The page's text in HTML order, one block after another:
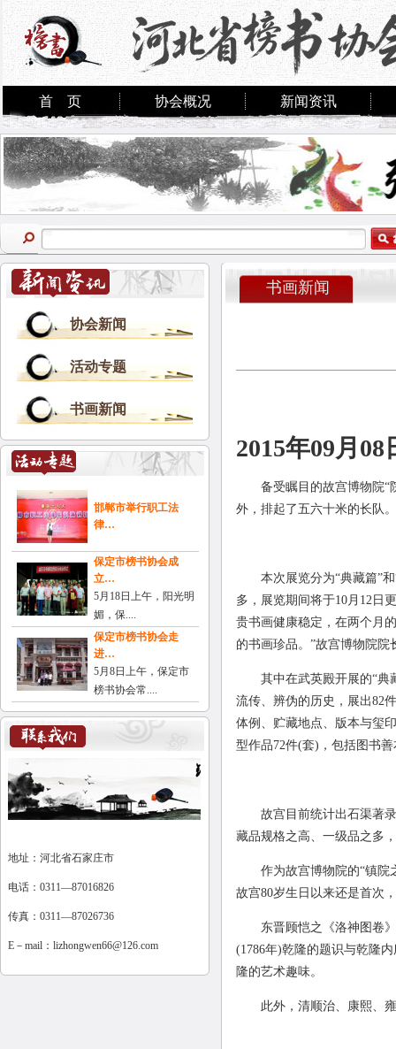
首 页 协会概况 新闻资讯
协会新闻
活动专题
书画新闻
邯郸市举行职工法
律…
保定市榜书协会成
立…
5月18日上午，阳光明
媚，保....
保定市榜书协会走
进…
5月8日上午，保定市
榜书协会常....
地址：河北省石家庄市
电话：0311—87016826
传真：0311—87026736
E－mail： lizhongwen66@126.com
书画新闻
2015年09月
备受瞩目的故宫博物院“院
外，排起了五六十米的长队
本次展览分为“典藏篇”和“
多，展览期间将于10月12日
贵书画健康稳定，在两个月
的书画珍品。”故宫博物院院
其中在武英殿开展的“典藏
流传、辨伪的历史，展出82
体例、贮藏地点、版本与玺
型作品72件(套)，包括图书
故宫目前统计出石渠著录
藏品规格之高、一级品之多
作为故宫博物院的“镇院之
故宫80岁生日以来还是首次
东晋顾恺之《洛神图卷》
(1786年)乾隆的题识与乾隆
隆的艺术趣味。
此外，清顺治、康熙、雍